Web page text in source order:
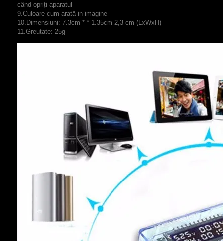
când opriți aparatul
9.Culoare cum arată in imagine
10.Dimensiuni: 7.3cm * * 1.35cm 2,3 cm ( LxWxH)
11. Greutate: 25g